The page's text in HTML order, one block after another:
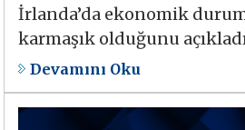
İrlanda’da ekonomik
karmaşık olduğunu
Devamını Oku